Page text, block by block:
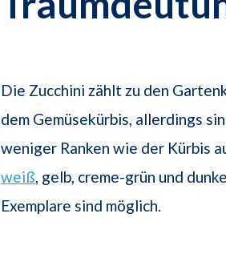
Die Zucchini zählt zu den
dem Gemüsekürbis, allerdings
weniger Ranken wie der Kürbis
weiß, gelb, creme-grün und
Exemplare sind möglich.